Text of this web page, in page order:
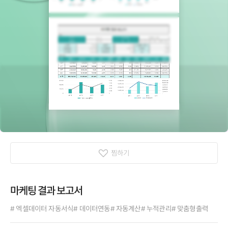
찜하기
마케팅 결과 보고서
# 엑셀데이터 자동서식# 데이터연동# 자동계산# 누적관리# 맞춤형출력